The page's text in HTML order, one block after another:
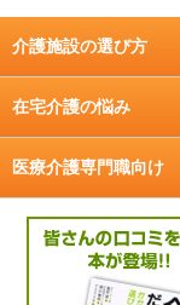
介護施設の選び方
在宅介護の悩み
医療介護専門職向け